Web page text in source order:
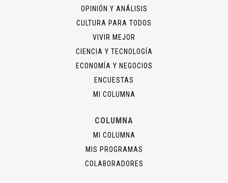
OPINIÓN Y ANÁLISIS
CULTURA PARA TODOS
VIVIR MEJOR
CIENCIA Y TECNOLOGÍA
ECONOMÍA Y NEGOCIOS
ENCUESTAS
MI COLUMNA
COLUMNA
MI COLUMNA
MIS PROGRAMAS
COLABORADORES